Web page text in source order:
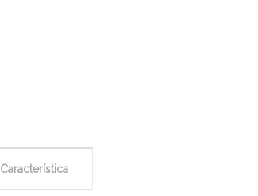
Característica